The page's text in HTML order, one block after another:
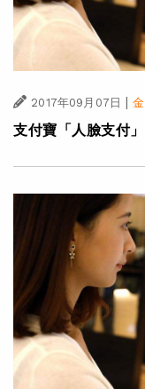
2017年09月07日 |
支付寶「人臉支付